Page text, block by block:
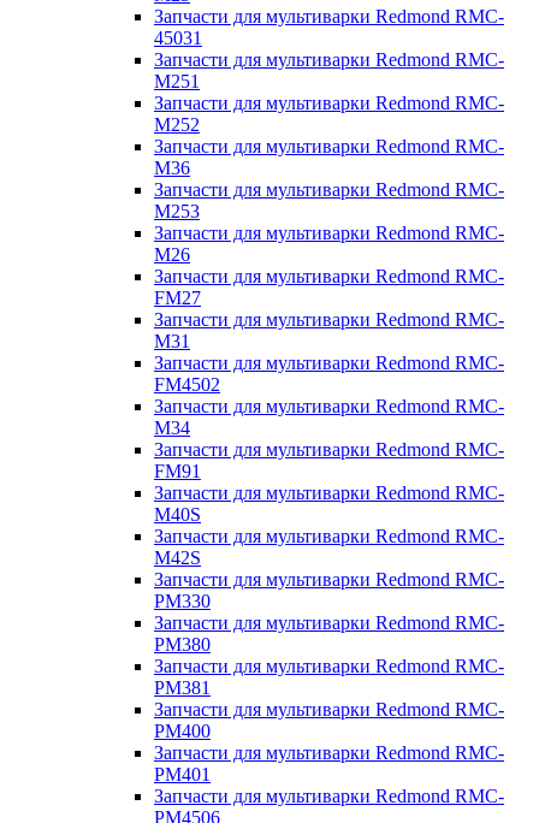
Запчасти для мультиварки Redmond RMC-
45031
Запчасти для мультиварки Redmond RMC-
M251
Запчасти для мультиварки Redmond RMC-
M252
Запчасти для мультиварки Redmond RMC-
M36
Запчасти для мультиварки Redmond RMC-
M253
Запчасти для мультиварки Redmond RMC-
M26
Запчасти для мультиварки Redmond RMC-
FM27
Запчасти для мультиварки Redmond RMC-
M31
Запчасти для мультиварки Redmond RMC-
FM4502
Запчасти для мультиварки Redmond RMC-
M34
Запчасти для мультиварки Redmond RMC-
FM91
Запчасти для мультиварки Redmond RMC-
M40S
Запчасти для мультиварки Redmond RMC-
M42S
Запчасти для мультиварки Redmond RMC-
PM330
Запчасти для мультиварки Redmond RMC-
PM380
Запчасти для мультиварки Redmond RMC-
PM381
Запчасти для мультиварки Redmond RMC-
PM400
Запчасти для мультиварки Redmond RMC-
PM401
Запчасти для мультиварки Redmond RMC-
PM4506